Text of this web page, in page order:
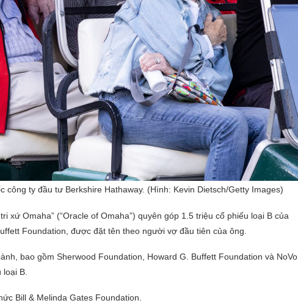
công ty đầu tư Berkshire Hathaway. (Hình: Kevin Dietsch/Getty Images)
xứ Omaha” (“Oracle of Omaha”) quyên góp 1.5 triệu cổ phiếu loại B của
Foundation, được đặt tên theo người vợ đầu tiên của ông.
bao gồm Sherwood Foundation, Howard G. Buffett Foundation và NoVo
B.
Bill & Melinda Gates Foundation.